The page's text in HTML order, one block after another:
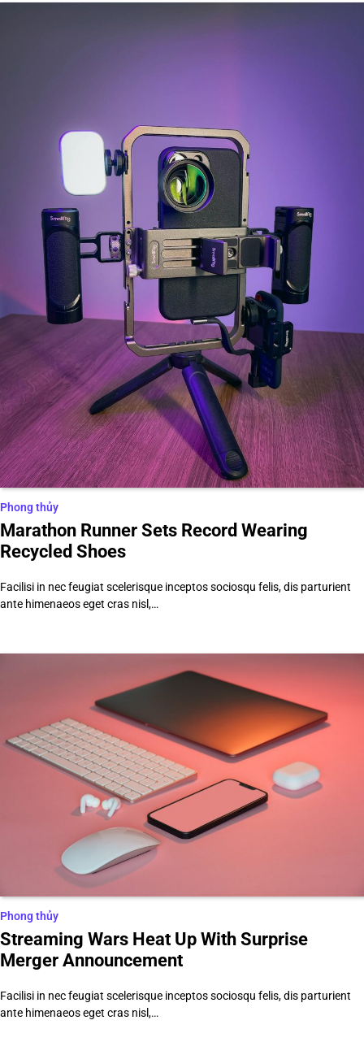
Phong thủy
Marathon Runner Sets Record Wearing
Recycled Shoes
Facilisi in nec feugiat scelerisque inceptos sociosqu felis, dis parturient
ante himenaeos eget cras nisl,…
Phong thủy
Streaming Wars Heat Up With Surprise
Merger Announcement
Facilisi in nec feugiat scelerisque inceptos sociosqu felis, dis parturient
ante himenaeos eget cras nisl,…